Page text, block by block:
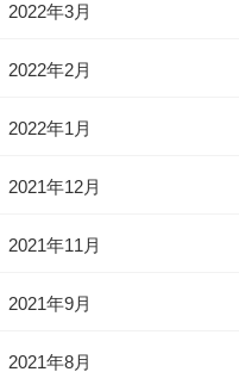
2022年3月
2022年2月
2022年1月
2021年12月
2021年11月
2021年9月
2021年8月